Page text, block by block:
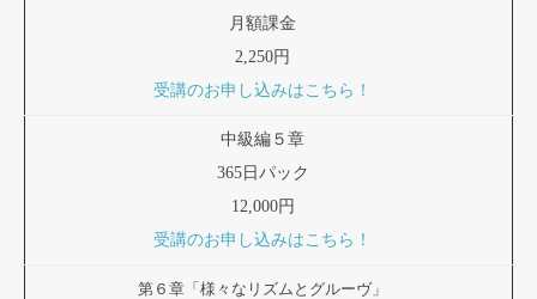
月額課金
2,250円
受講のお申し込みはこちら！
中級編５章
365日パック
12,000円
受講のお申し込みはこちら！
第６章「様々なリズムとグルーヴ」